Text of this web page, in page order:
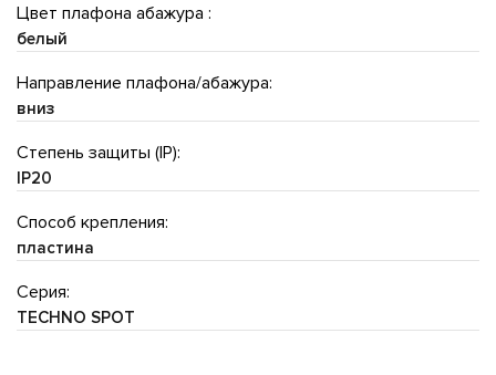
Цвет плафона абажура :
белый
Направление плафона/абажура:
вниз
Степень защиты (IP):
IP20
Способ крепления:
пластина
Серия:
TECHNO SPOT